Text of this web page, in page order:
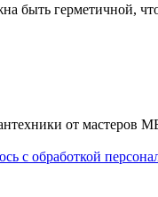
быть герметичной,
от
с обработкой